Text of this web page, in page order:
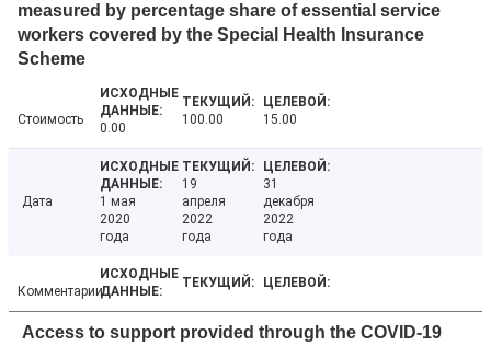
measured by percentage share of essential service
workers covered by the Special Health Insurance
Scheme
Стоимость
0.00
100.00 15.00
Дата
1 мая
2020
года
19
апреля
2022
года
31
декабря
2022
года
Комментарии
Access to support provided through the COVID-19